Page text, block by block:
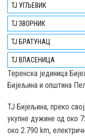
ТЈ УГЉЕВИК
ТЈ ЗВОРНИК
ТЈ БРАТУНАЦ
ТЈ ВЛАСЕНИЦА
Teренска јединица
Бијељина и општина
ТЈ Бијељина, преко
укупне дужине од око
око 2.790 km,